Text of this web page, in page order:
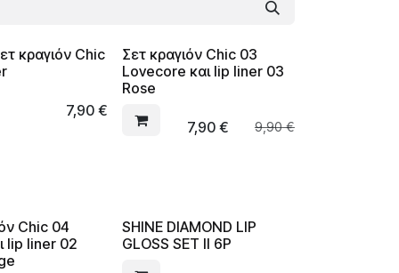
κραγιόν Chic
7,90€
Σετ κραγιόν Chic 03
Lovecore και lip liner 03
Rose
7,90€ 9,90€
Chic 04
lip liner 02
SHINE DIAMOND LIP
GLOSS SET II 6P